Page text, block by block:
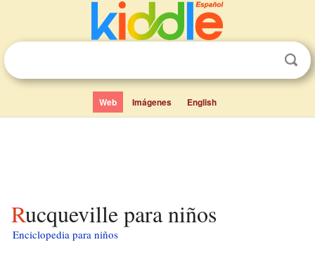
Web Imágenes English
Rucqueville para niños
Enciclopedia para niños